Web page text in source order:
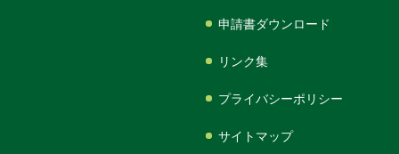
申請書ダウンロード
リンク集
プライバシーポリシー
サイトマップ